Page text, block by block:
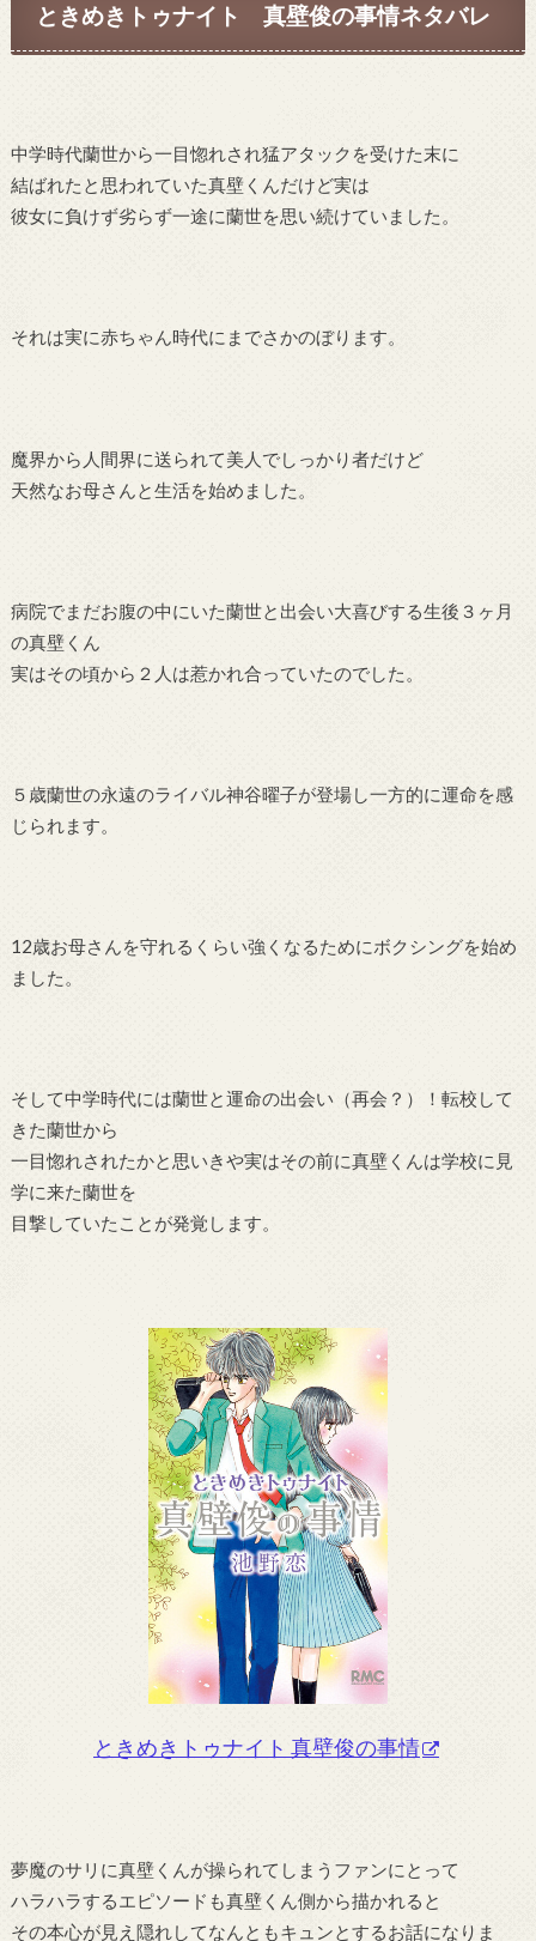
ときめきトゥナイト 真壁俊の事情ネタバレ
中学時代蘭世から一目惚れされ猛アタックを受けた末に
結ばれたと思われていた真壁くんだけど実は
彼女に負けず劣らず一途に蘭世を思い続けていました。
それは実に赤ちゃん時代にまでさかのぼります。
魔界から人間界に送られて美人でしっかり者だけど
天然なお母さんと生活を始めました。
病院でまだお腹の中にいた蘭世と出会い大喜びする生後３ヶ月
の真壁くん
実はその頃から２人は惹かれ合っていたのでした。
５歳蘭世の永遠のライバル神谷曜子が登場し一方的に運命を感
じられます。
12歳お母さんを守れるくらい強くなるためにボクシングを始め
ました。
そして中学時代には蘭世と運命の出会い（再会？）！転校して
きた蘭世から
一目惚れされたかと思いきや実はその前に真壁くんは学校に見
学に来た蘭世を
目撃していたことが発覚します。
ときめきトゥナイト 真壁俊の事情
夢魔のサリに真壁くんが操られてしまうファンにとって
ハラハラするエピソードも真壁くん側から描かれると
その本心が見え隠れしてなんともキュンとするお話になりま